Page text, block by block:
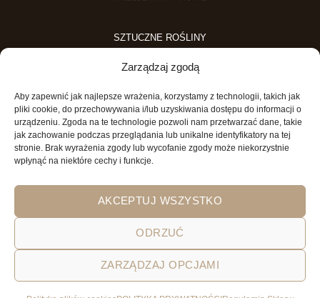
Zarządzaj zgodą
Aby zapewnić jak najlepsze wrażenia, korzystamy z technologii, takich jak
pliki cookie, do przechowywania i/lub uzyskiwania dostępu do informacji o
urządzeniu. Zgoda na te technologie pozwoli nam przetwarzać dane, takie
jak zachowanie podczas przeglądania lub unikalne identyfikatory na tej
stronie. Brak wyrażenia zgody lub wycofanie zgody może niekorzystnie
wpłynąć na niektóre cechy i funkcje.
AKCEPTUJ WSZYSTKO
ODRZUĆ
ZARZĄDZAJ OPCJAMI
SZTUCZNE ROŚLINY
SZTUCZNE ROŚLINY DONICZKOWE
MINI OGRODY
MINI OGRÓD DLA DZIECI
POLITYKA PRYWATNOŚCI
REGULAMIN SKLEPU ON-LINE
DOSTAWA